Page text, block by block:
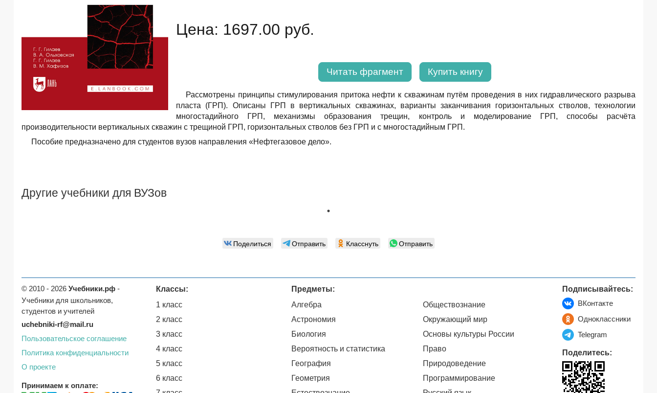
Цена: 1697.00 руб.
Читать фрагмент Купить книгу
Рассмотрены принципы стимулирования притока нефти к скважинам путём проведения в них гидравлического разрыва
пласта (ГРП). Описаны ГРП в вертикальных скважинах, варианты заканчивания горизонтальных стволов, технологии
многостадийного ГРП, механизмы образования трещин, контроль и моделирование ГРП, способы расчёта
производительности вертикальных скважин с трещиной ГРП, горизонтальных стволов без ГРП и с многостадийным ГРП.
Пособие предназначено для студентов вузов направления «Нефтегазовое дело».
Другие учебники для ВУЗов
Поделиться Отправить Класснуть Отправить
© 2010 - 2026 Учебники.рф -
Учебники для школьников,
студентов и учителей
uchebniki-rf@mail.ru
Пользовательское соглашение
Политика конфиденциальности
О проекте
Принимаем к оплате:
Классы:
1 класс
2 класс
3 класс
4 класс
5 класс
6 класс
Предметы:
Алгебра
Астрономия
Биология
Вероятность и статистика
География
Геометрия
Обществознание
Окружающий мир
Основы культуры России
Право
Природоведение
Программирование
Подписывайтесь:
ВКонтакте
Одноклассники
Telegram
Поделитесь: